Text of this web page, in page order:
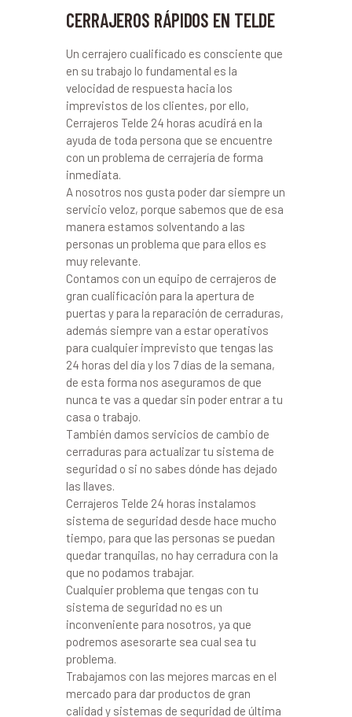
CERRAJEROS RÁPIDOS EN TELDE
Un cerrajero cualificado es consciente que
en su trabajo lo fundamental es la
velocidad de respuesta hacia los
imprevistos de los clientes, por ello,
Cerrajeros Telde 24 horas acudirá en la
ayuda de toda persona que se encuentre
con un problema de cerrajería de forma
inmediata.
A nosotros nos gusta poder dar siempre un
servicio veloz, porque sabemos que de esa
manera estamos solventando a las
personas un problema que para ellos es
muy relevante.
Contamos con un equipo de cerrajeros de
gran cualificación para la apertura de
puertas y para la reparación de cerraduras,
además siempre van a estar operativos
para cualquier imprevisto que tengas las
24 horas del día y los 7 días de la semana,
de esta forma nos aseguramos de que
nunca te vas a quedar sin poder entrar a tu
casa o trabajo.
También damos servicios de cambio de
cerraduras para actualizar tu sistema de
seguridad o si no sabes dónde has dejado
las llaves.
Cerrajeros Telde 24 horas instalamos
sistema de seguridad desde hace mucho
tiempo, para que las personas se puedan
quedar tranquilas, no hay cerradura con la
que no podamos trabajar.
Cualquier problema que tengas con tu
sistema de seguridad no es un
inconveniente para nosotros, ya que
podremos asesorarte sea cual sea tu
problema.
Trabajamos con las mejores marcas en el
mercado para dar productos de gran
calidad y sistemas de seguridad de última